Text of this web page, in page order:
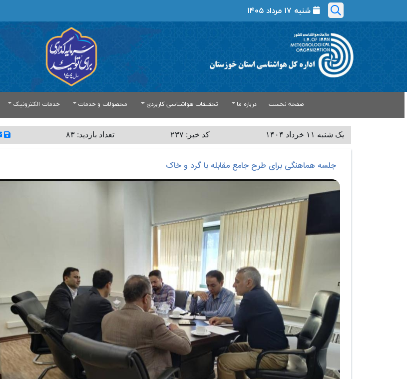
شنبه ۱۷ مرداد ۱۴۰۵
صفحه نخست درباره ما تحقیقات هواشناسی کاربردی محصولات و خدمات خدمات الکترونیک
یک شنبه ۱۱ خرداد ۱۴۰۴ کد خبر: ۲۳۷ تعداد بازدید: ۸۳
جلسه هماهنگی برای طرح جامع مقابله با گرد و خاک